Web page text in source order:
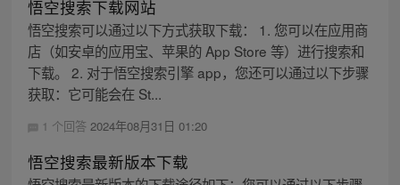
悟空搜索下载网站
悟空搜索可以通过以下方式获取下载： 1. 您可以在应用商
店（如安卓的应用宝、苹果的 App Store 等）进行搜索和
下载。 2. 对于悟空搜索引擎 app，您还可以通过以下步骤
获取：它可能会在 St...
1 个回答 2024年08月31日 01:20
悟空搜索最新版本下载